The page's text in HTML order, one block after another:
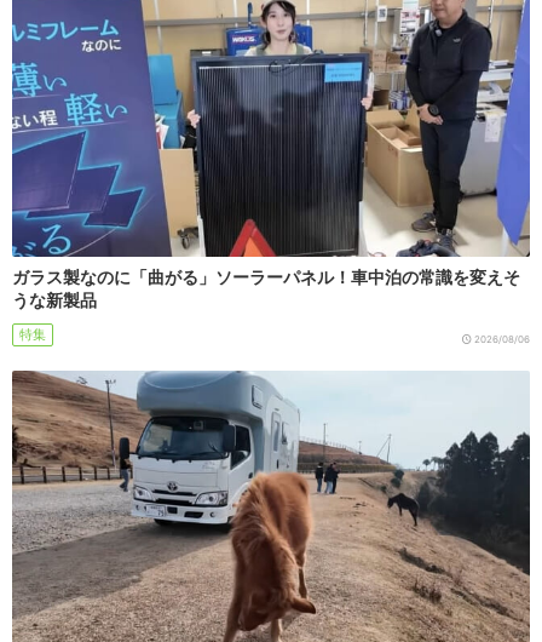
ガラス製なのに「曲がる」ソーラーパネル！車中泊の常識を変えそ
うな新製品
特集 2026/08/06